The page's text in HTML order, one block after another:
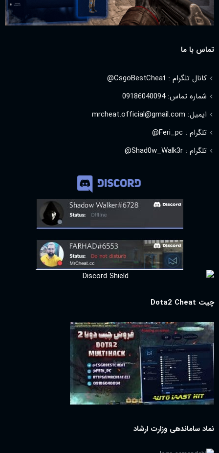
تماس با ما
کانال تلگرام : CsgoBestCheat@
شماره تماس: 09186040094
ایمیل: mrcheat.official@gmail.com
تلگرام : Feri_pc@
تلگرام : Shad0w_Walk3r@
چیت Dota2 Cheat
نماد ساماندهی وزارت ارشاد